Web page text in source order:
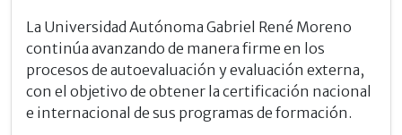
La Universidad Autónoma Gabriel René Moreno
continúa avanzando de manera firme en los
procesos de autoevaluación y evaluación externa,
con el objetivo de obtener la certificación nacional
e internacional de sus programas de formación.